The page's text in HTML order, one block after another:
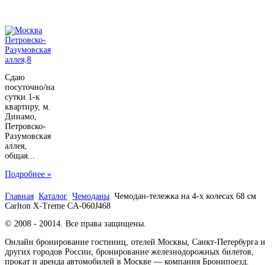
Сдаю
посуточно/на
сутки 1-к
квартиру, м.
Динамо,
Петровско-
Разумовская
аллея,
общая...
Подробнее »
Главная Каталог Чемоданы Чемодан-тележка на 4-х колесах 68 см
Carlton X-Treme CA-060J468
© 2008 - 20014. Все права защищены.
Онлайн бронирование гостиниц, отелей Москвы, Санкт-Петербурга и
других городов России, бронирование железнодорожных билетов,
прокат и аренда автомобилей в Москве — компания Бронипоезд.